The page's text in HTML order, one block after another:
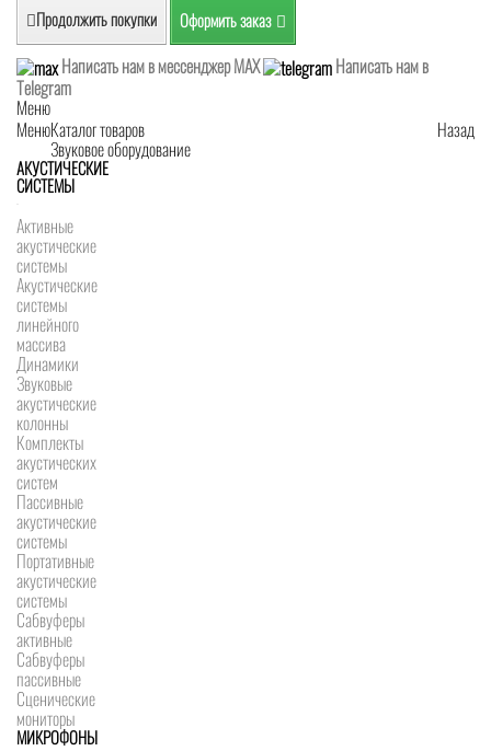
Продолжить покупки Оформить заказ
Написать нам в мессенджер MAX
Написать нам в
Telegram
Меню
Меню
Назад
Каталог товаров
Звуковое оборудование
АКУСТИЧЕСКИЕ
СИСТЕМЫ
Активные
акустические
системы
Акустические
системы
линейного
массива
Динамики
Звуковые
акустические
колонны
Комплекты
акустических
систем
Пассивные
акустические
системы
Портативные
акустические
системы
Сабвуферы
активные
Сабвуферы
пассивные
Сценические
мониторы
МИКРОФОНЫ